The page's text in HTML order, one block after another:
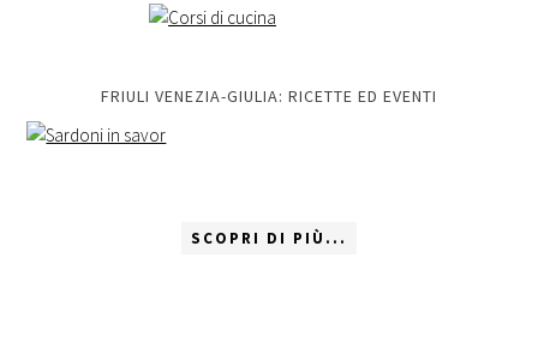
FRIULI VENEZIA-GIULIA: RICETTE ED EVENTI
SCOPRI DI PIÙ...